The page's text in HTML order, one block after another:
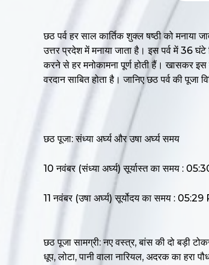
छठ पर्व हर साल कार्तिक शुक्ल षष्ठी को मनाया
उत्तर प्रदेश में मनाया जाता है। इस पर्व में 36
करने से हर मनोकामना पूर्ण होती हैं। खासकर
वरदान साबित होता है। जानिए छठ पर्व की पूजा
छठ पूजा: संध्या अर्घ्य और उषा अर्घ्य समय
10 नवंबर (संध्या अर्घ्य) सूर्यास्त का समय :
11 नवंबर (उषा अर्घ्य) सूर्योदय का समय : 05:29
छठ पूजा सामग्री: नए वस्त्र, बांस की दो बड़ी
धूप, लोटा, पानी वाला नारियल, अदरक का हरा